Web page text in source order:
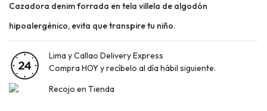
Cazadora denim forrada en tela villela de algodón
hipoalergénico, evita que transpire tu niño.
Lima y Callao Delivery Express
Compra HOY y recíbelo al día hábil siguiente.
Recojo en Tienda